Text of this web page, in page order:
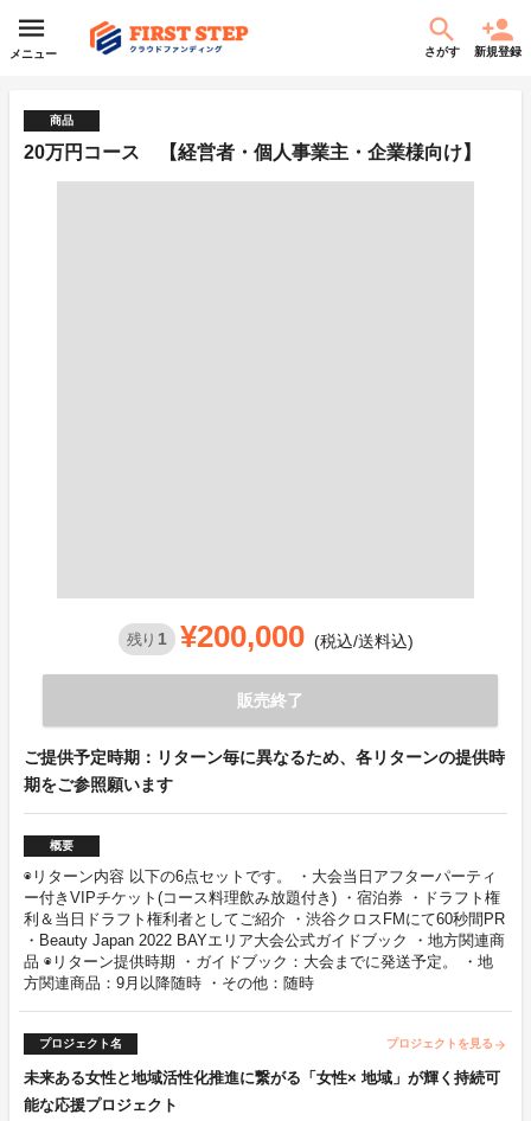
メニュー さがす 新規登録
商品
20万円コース 【経営者・個人事業主・企業様向け】
残り 1 ¥200,000 (税込/送料込)
販売終了
ご提供予定時期：リターン毎に異なるため、各リターンの提供時
期をご参照願います
概要
◉リターン内容 以下の6点セットです。 ・大会当日アフターパーティ
ー付きVIPチケット(コース料理飲み放題付き) ・宿泊券 ・ドラフト権
利＆当日ドラフト権利者としてご紹介 ・渋谷クロスFMにて60秒間PR
・Beauty Japan 2022 BAYエリア大会公式ガイドブック ・地方関連商
品 ◉リターン提供時期 ・ガイドブック：大会までに発送予定。 ・地
方関連商品：9月以降随時 ・その他：随時
プロジェクト名 プロジェクトを見る arrow_forward
未来ある女性と地域活性化推進に繋がる「女性× 地域」が輝く持続可
能な応援プロジェクト